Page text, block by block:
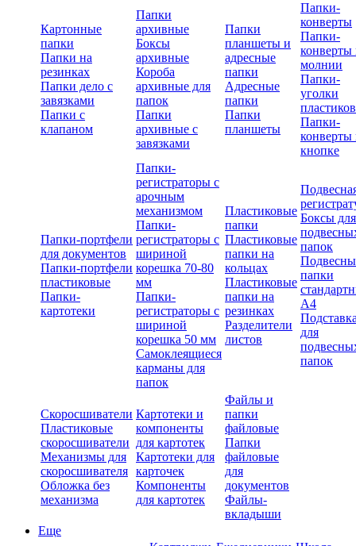
Картонные
папки
Папки на
резинках
Папки дело с
завязками
Папки с
клапаном
Папки
архивные
Боксы
архивные
Короба
архивные для
папок
Папки
архивные с
завязками
Папки
планшеты и
адресные
папки
Адресные
папки
Папки
планшеты
Папки-
конверты
Папки-
конверты
молнии
Папки-
уголки
Папки-
конверты
кнопке
Папки-портфели
для документов
Папки-портфели
пластиковые
Папки-
картотеки
Папки-
регистраторы с
арочным
механизмом
Папки-
регистраторы с
шириной
корешка 70-80
мм
Папки-
регистраторы с
шириной
корешка 50 мм
Самоклеящиеся
карманы для
папок
Пластиковые
папки
Пластиковые
папки на
кольцах
Пластиковые
папки на
резинках
Разделители
листов
Боксы для
папок
папки
А4
для
папок
Скоросшиватели
Пластиковые
скоросшиватели
Механизмы для
скоросшивателя
Обложка без
механизма
Картотеки и
компоненты
для картотек
Картотеки для
карточек
Компоненты
для картотек
Файлы и
папки
файловые
Папки
файловые
для
документов
Файлы-
вкладыши
Еще